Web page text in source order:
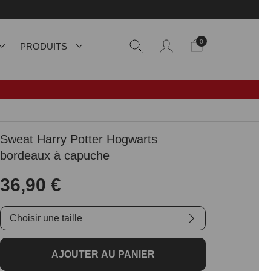
PRODUITS 0
Sweat Harry Potter Hogwarts
bordeaux à capuche
36,90 €
Choisir une taille
AJOUTER AU PANIER